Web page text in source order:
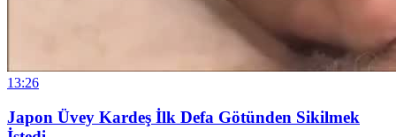
13:26
Japon Üvey Kardeş İlk Defa Götünden Sikilmek